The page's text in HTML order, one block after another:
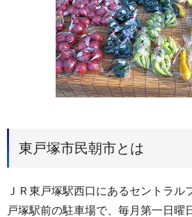
東戸塚市民朝市とは
ＪＲ東戸塚駅西口にあるセントラル
戸塚駅前の駐車場で、毎月第一日曜